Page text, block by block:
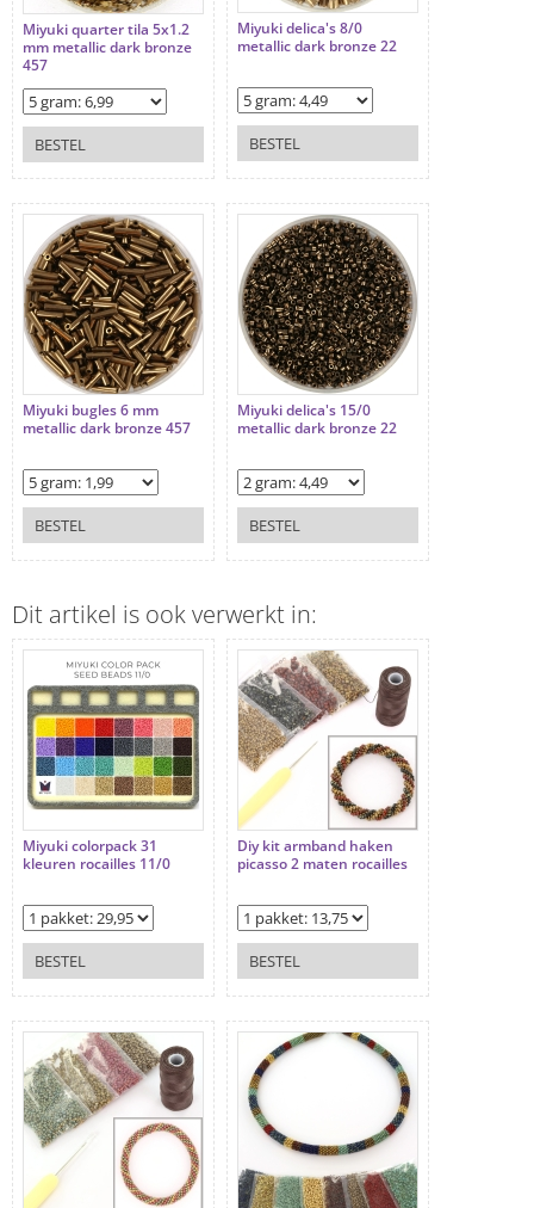
Miyuki quarter tila 5x1.2
mm metallic dark bronze
457
BESTEL
Miyuki delica's 8/0
metallic dark bronze 22
BESTEL
Miyuki bugles 6 mm
metallic dark bronze 457
BESTEL
Miyuki delica's 15/0
metallic dark bronze 22
BESTEL
Dit artikel is ook verwerkt in:
Miyuki colorpack 31
kleuren rocailles 11/0
BESTEL
Diy kit armband haken
picasso 2 maten rocailles
BESTEL